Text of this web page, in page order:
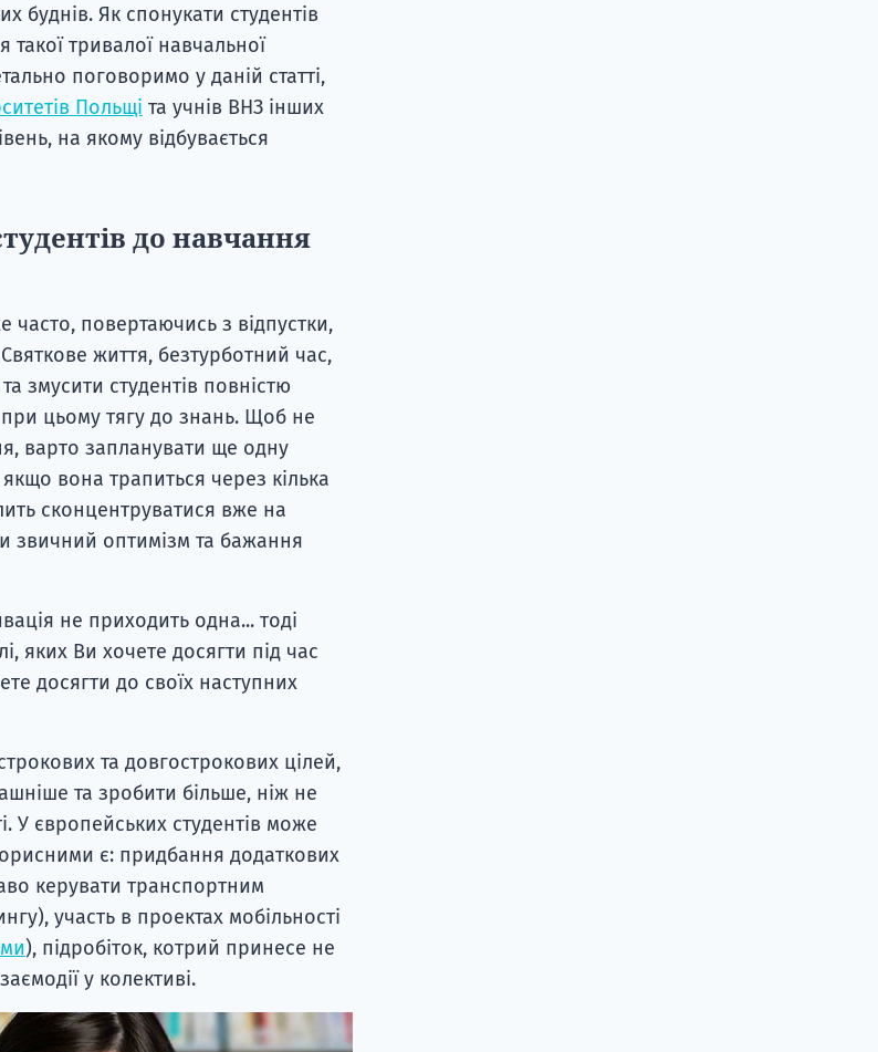
буднів. Як спонукати студентів
такої тривалої навчальної
поговоримо у даній статті,
Польщі та учнів ВНЗ інших
на якому відбувається
до навчання
часто, повертаючись з відпустки,
життя, безтурботний час,
змусити студентів повністю
цьому тягу до знань. Щоб не
варто запланувати ще одну
якщо вона трапиться через кілька
сконцентруватися вже на
звичний оптимізм та бажання
не приходить одна... тоді
яких Ви хочете досягти під час
досягти до своїх наступних
та довгострокових цілей,
та зробити більше, ніж не
У європейських студентів може
є: придбання додаткових
керувати транспортним
участь в проектах мобільності
), підробіток, котрий принесе не
у колективі.